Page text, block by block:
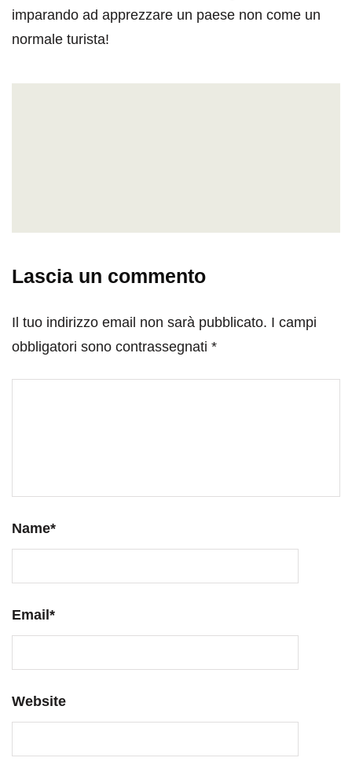
imparando ad apprezzare un paese non come un
normale turista!
Lascia un commento
Il tuo indirizzo email non sarà pubblicato. I campi
obbligatori sono contrassegnati *
Name*
Email *
Website